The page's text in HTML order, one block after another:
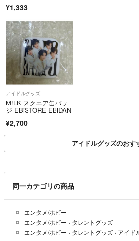
¥1,333
アイドルグッズ
M!LK スクエア缶バッ
ジ EBiSTORE EBiDAN
¥2,700
アイドルグッズのおす
同一カテゴリの商品
エンタメ/ホビー
エンタメ/ホビー › タレントグッズ
エンタメ/ホビー › タレントグッズ › アイド